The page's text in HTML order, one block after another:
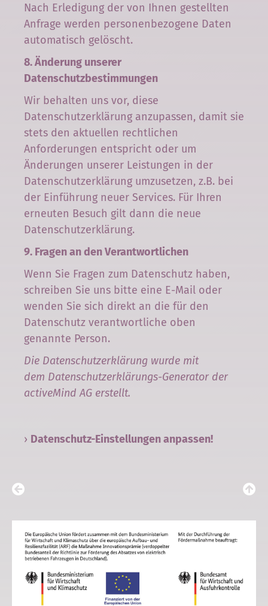
Nach Erledigung der von Ihnen gestellten
Anfrage werden personenbezogene Daten
automatisch gelöscht.
8. Änderung unserer
Datenschutzbestimmungen
Wir behalten uns vor, diese
Datenschutzerklärung anzupassen, damit sie
stets den aktuellen rechtlichen
Anforderungen entspricht oder um
Änderungen unserer Leistungen in der
Datenschutzerklärung umzusetzen, z.B. bei
der Einführung neuer Services. Für Ihren
erneuten Besuch gilt dann die neue
Datenschutzerklärung.
9. Fragen an den Verantwortlichen
Wenn Sie Fragen zum Datenschutz haben,
schreiben Sie uns bitte eine E-Mail oder
wenden Sie sich direkt an die für den
Datenschutz verantwortliche oben
genannte Person.
Die Datenschutzerklärung wurde mit
dem Datenschutzerklärungs-Generator der
activeMind AG erstellt.
› Datenschutz-Einstellungen anpassen!